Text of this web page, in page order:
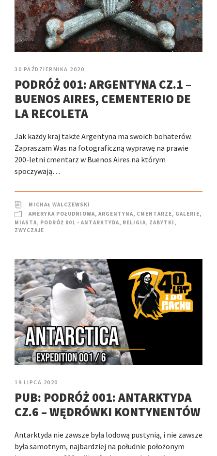
30 PAŹDZIERNIKA 2020
PODRÓŻ 001: ARGENTYNA CZ.1 –
BUENOS AIRES, CEMENTERIO DE
LA RECOLETA
Jak każdy kraj także Argentyna ma swoich bohaterów.
Zapraszam Was na fotograficzną wyprawę na prawie
200-letni cmentarz w Buenos Aires na którym
spoczywają…
MICHAŁ WALCZEWSKI
AMERYKA POŁUDNIOWA, ARGENTYNA, CMENTARZE, GALERIE,
MIASTA, PODRÓŻ 001 - ANTARKTYDA, RELIGIA, ZABYTKI ,
ZWYCZAJE
19 LIPCA 2020
PUB: PODRÓŻ 001: ANTARKTYDA
CZ.6 – WĘDRÓWKI KONTYNENTÓW
Antarktyda nie zawsze była lodową pustynią, i nie zawsze
była samotnym, najbardziej na południe położonym